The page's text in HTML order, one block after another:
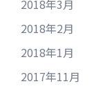
2018年3月
2018年2月
2018年1月
2017年11月